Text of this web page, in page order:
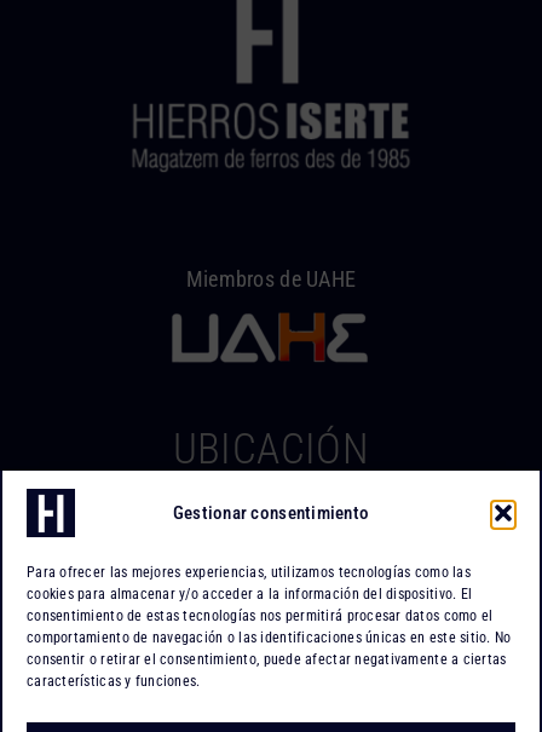
Gestionar consentimiento
Para ofrecer las mejores experiencias, utilizamos tecnologías como las
cookies para almacenar y/o acceder a la información del dispositivo. El
consentimiento de estas tecnologías nos permitirá procesar datos como el
comportamiento de navegación o las identificaciones únicas en este sitio. No
consentir o retirar el consentimiento, puede afectar negativamente a ciertas
características y funciones.
Miembros de UAHE
UBICACIÓN
Hierros Iserte
Po. Ind. Can Tapiola
08110 Montcada i Reixac
Barcelona